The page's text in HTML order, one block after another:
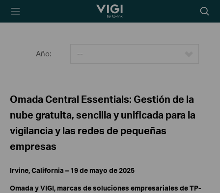
TP-Link, Reliably
icon
Año: --
Omada Central Essentials: Gestión de la
nube gratuita, sencilla y unificada para la
vigilancia y las redes de pequeñas
empresas
Irvine, California – 19 de mayo de 2025
Omada y VIGI, marcas de soluciones empresariales de TP-